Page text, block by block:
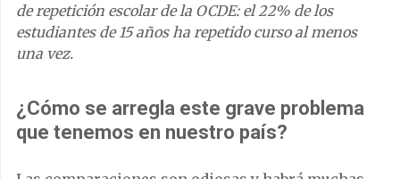
de repetición escolar de la OCDE: el 22% de los
estudiantes de 15 años ha repetido curso al menos
una vez.
¿Cómo se arregla este grave problema
que tenemos en nuestro país?